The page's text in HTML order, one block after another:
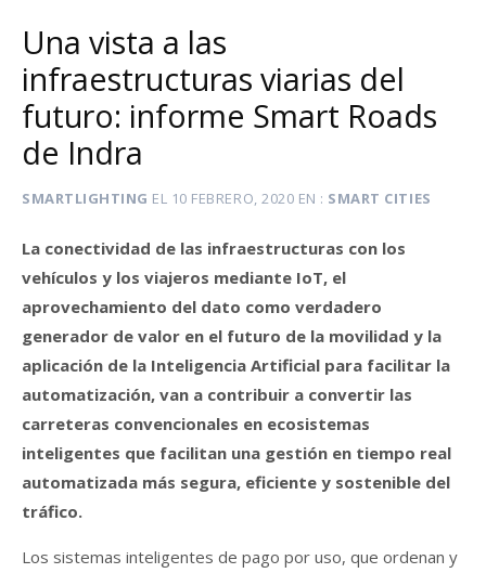
Una vista a las
infraestructuras viarias del
futuro: informe Smart Roads
de Indra
SMARTLIGHTING EL 10 FEBRERO, 2020 EN SMART CITIES
La conectividad de las infraestructuras con los
vehículos y los viajeros mediante IoT, el
aprovechamiento del dato como verdadero
generador de valor en el futuro de la movilidad y la
aplicación de la Inteligencia Artificial para facilitar la
automatización, van a contribuir a convertir las
carreteras convencionales en ecosistemas
inteligentes que facilitan una gestión en tiempo real
automatizada más segura, eficiente y sostenible del
tráfico.
Los sistemas inteligentes de pago por uso, que ordenan y